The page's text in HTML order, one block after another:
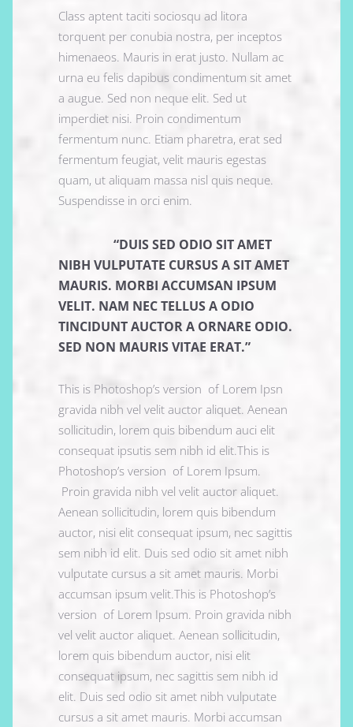
Class aptent taciti sociosqu ad litora
torquent per conubia nostra, per inceptos
himenaeos. Mauris in erat justo. Nullam ac
urna eu felis dapibus condimentum sit amet
a augue. Sed non neque elit. Sed ut
imperdiet nisi. Proin condimentum
fermentum nunc. Etiam pharetra, erat sed
fermentum feugiat, velit mauris egestas
quam, ut aliquam massa nisl quis neque.
Suspendisse in orci enim.
“DUIS SED ODIO SIT AMET
NIBH VULPUTATE CURSUS A SIT AMET
MAURIS. MORBI ACCUMSAN IPSUM
VELIT. NAM NEC TELLUS A ODIO
TINCIDUNT AUCTOR A ORNARE ODIO.
SED NON MAURIS VITAE ERAT.”
This is Photoshop’s version of Lorem Ipsn
gravida nibh vel velit auctor aliquet. Aenean
sollicitudin, lorem quis bibendum auci elit
consequat ipsutis sem nibh id elit.This is
Photoshop’s version of Lorem Ipsum.
Proin gravida nibh vel velit auctor aliquet.
Aenean sollicitudin, lorem quis bibendum
auctor, nisi elit consequat ipsum, nec sagittis
sem nibh id elit. Duis sed odio sit amet nibh
vulputate cursus a sit amet mauris. Morbi
accumsan ipsum velit.This is Photoshop’s
version of Lorem Ipsum. Proin gravida nibh
vel velit auctor aliquet. Aenean sollicitudin,
lorem quis bibendum auctor, nisi elit
consequat ipsum, nec sagittis sem nibh id
elit. Duis sed odio sit amet nibh vulputate
cursus a sit amet mauris. Morbi accumsan